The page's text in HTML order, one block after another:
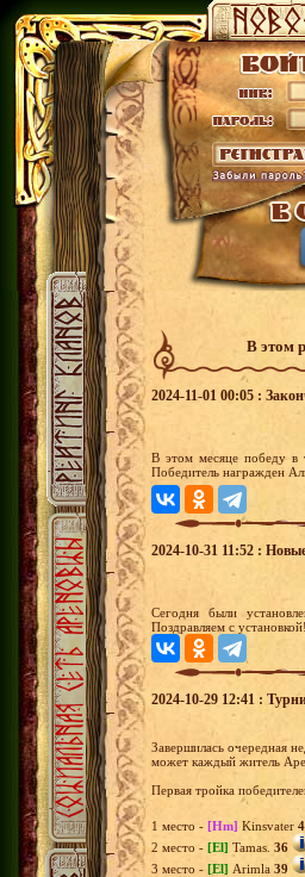
В этом
2024-11-01 00:05 :
В этом месяце победу в
Победитель награжден
2024-10-31 11:52 :
Сегодня были
Поздравляем с установкой!
2024-10-29 12:41 :
Завершилась очередная
может каждый житель
Первая тройка
1 место - [Hm] Kinsvater
2 место - [El] Tamas. 36
3 место - [El] Arimla 39